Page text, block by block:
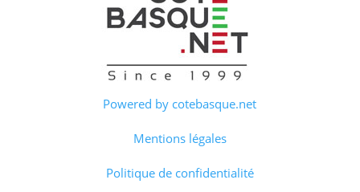
Powered by cotebasque.net
Mentions légales
Politique de confidentialité